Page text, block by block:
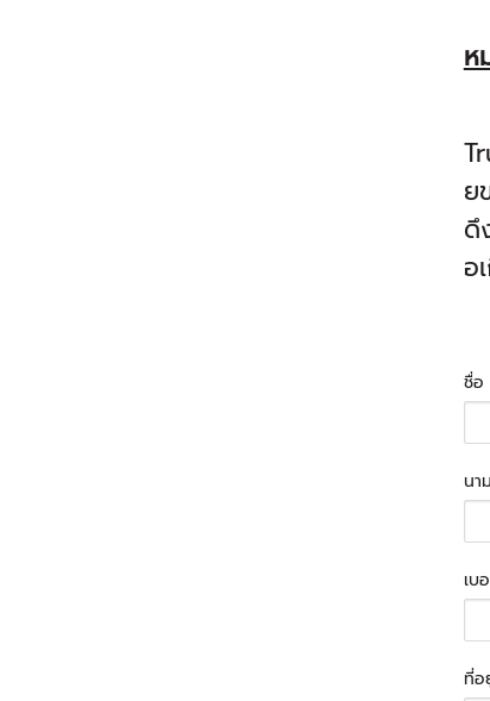
ห
ย
ดึ
อ
ชื่อ
นา
เบ
ที่อ